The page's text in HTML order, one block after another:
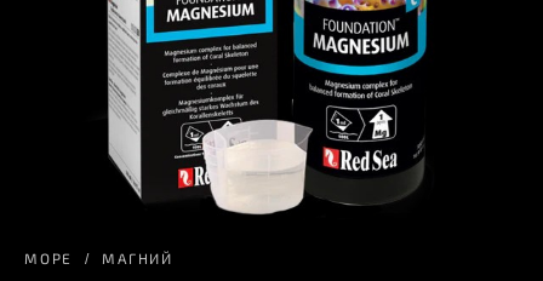
МОРЕ МАГНИЙ